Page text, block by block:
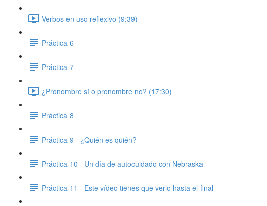
Verbos en uso reflexivo (9:39)
Práctica 6
Práctica 7
¿Pronombre sí o pronombre no? (17:30)
Práctica 8
Práctica 9 - ¿Quién es quién?
Práctica 10 - Un día de autocuidado con Nebraska
Práctica 11 - Este vídeo tienes que verlo hasta el final